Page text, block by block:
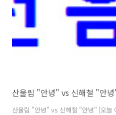
그 종류와 내용이야 무엇이 되었건 간
산울림 "안녕" vs 신해철 "안녕" [오늘